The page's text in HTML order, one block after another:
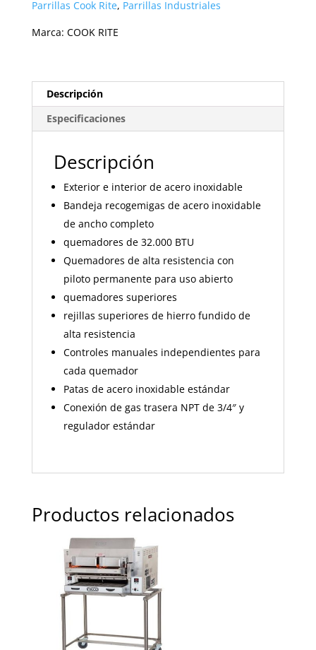
Parrillas Cook Rite, Parrillas Industriales
Marca: COOK RITE
Descripción
Especificaciones
Descripción
Exterior e interior de acero inoxidable
Bandeja recogemigas de acero inoxidable
de ancho completo
quemadores de 32.000 BTU
Quemadores de alta resistencia con
piloto permanente para uso abierto
quemadores superiores
rejillas superiores de hierro fundido de
alta resistencia
Controles manuales independientes para
cada quemador
Patas de acero inoxidable estándar
Conexión de gas trasera NPT de 3/4″ y
regulador estándar
Productos relacionados